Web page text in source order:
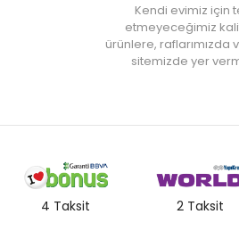
Kendi evimiz için
etmeyeceğimiz
ürünlere, raflarımızda
sitemizde yer
4 Taksit 2 Taksit